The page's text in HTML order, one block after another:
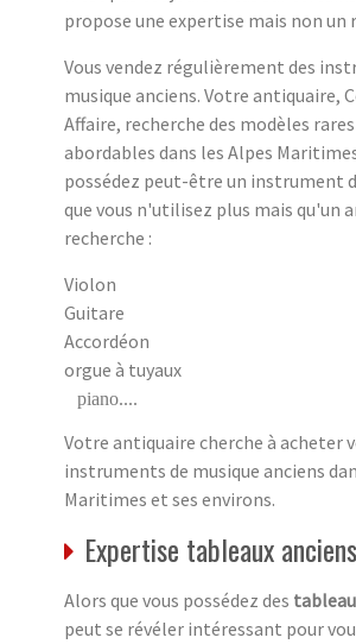
propose une expertise mais non un
Vous vendez régulièrement des
musique anciens. Votre antiquaire,
Affaire, recherche des modèles
abordables dans les Alpes
possédez peut-être un instrument
que vous n'utilisez plus mais qu'un
recherche :
Violon
Guitare
Accordéon
orgue à tuyaux
piano....
Votre antiquaire cherche à acheter
instruments de musique anciens
Maritimes et ses environs.
Expertise tableaux anciens
Alors que vous possédez des
peut se révéler intéressant pour